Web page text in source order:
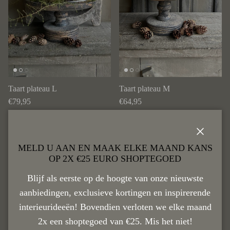
Taart plateau L
Reguliere prijs
€79,95
Taart plateau M
Reguliere prijs
€64,95
Sluiten
MELD U AAN EN MAAK ELKE MAAND KANS
OP 2X €25 EURO SHOPTEGOED
Blijf als eerste op de hoogte van onze nieuwste
aanbiedingen, exclusieve kortingen en inspirerende
interieurideeën! Bovendien verloten we elke maand
2x een shoptegoed van €25. Mis het niet!